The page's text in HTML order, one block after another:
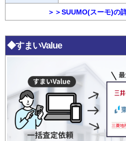
＞＞SUUMO(スーモ)の
◆すまいValue